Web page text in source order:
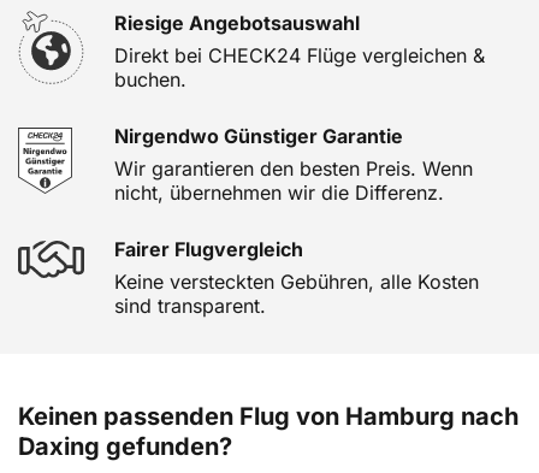
Riesige Angebotsauswahl
Direkt bei CHECK24 Flüge vergleichen &
buchen.
Nirgendwo Günstiger Garantie
Wir garantieren den besten Preis. Wenn
nicht, übernehmen wir die Differenz.
Fairer Flugvergleich
Keine versteckten Gebühren, alle Kosten
sind transparent.
Keinen passenden Flug von Hamburg nach
Daxing gefunden?